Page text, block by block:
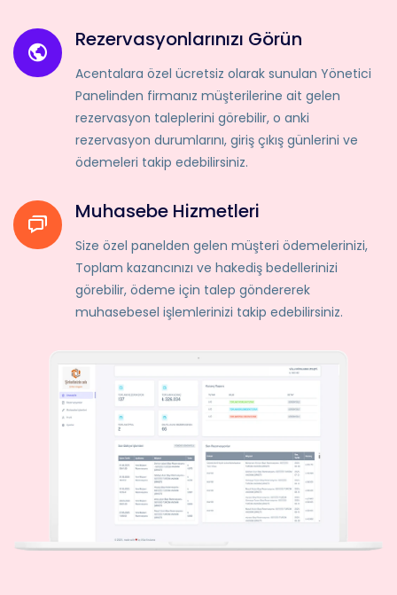
Rezervasyonlarınızı Görün
Acentalara özel ücretsiz olarak sunulan Yönetici
Panelinden firmanız müşterilerine ait gelen
rezervasyon taleplerini görebilir, o anki
rezervasyon durumlarını, giriş çıkış günlerini ve
ödemeleri takip edebilirsiniz.
Muhasebe Hizmetleri
Size özel panelden gelen müşteri ödemelerinizi,
Toplam kazancınızı ve hakediş bedellerinizi
görebilir, ödeme için talep göndererek
muhasebesel işlemlerinizi takip edebilirsiniz.